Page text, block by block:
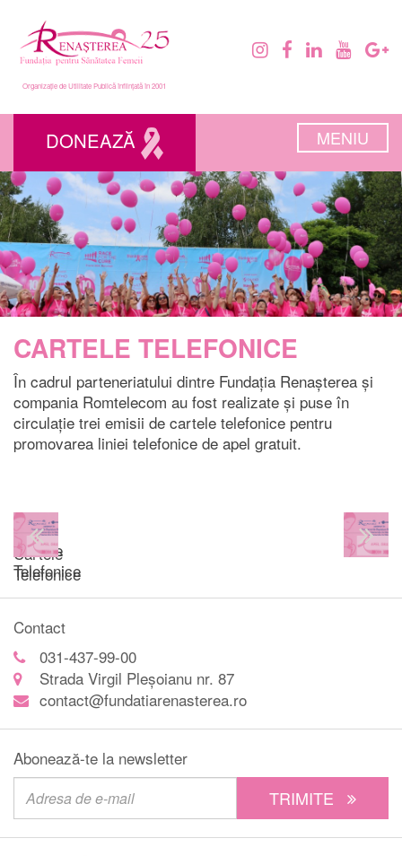
Organizație de Utilitate Publică înființată în 2001
DONEAZĂ MENIU
CARTELE TELEFONICE
În cadrul parteneriatului dintre Fundația Renașterea și
compania Romtelecom au fost realizate și puse în
circulație trei emisii de cartele telefonice pentru
promovarea liniei telefonice de apel gratuit.
Cartele
Telefonice
Cartele
Telefonice
Contact
031-437-99-00
Strada Virgil Pleșoianu nr. 87
contact@fundatiarenasterea.ro
Abonează-te la newsletter
TRIMITE